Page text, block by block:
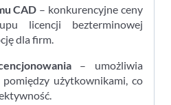
CAD – konkurencyjne ceny
licencji bezterminowej
dla firm.
– umożliwia
użytkownikami, co